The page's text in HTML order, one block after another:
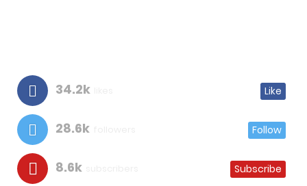
34.2k Like
28.6k Follow
8.6k Subscribe